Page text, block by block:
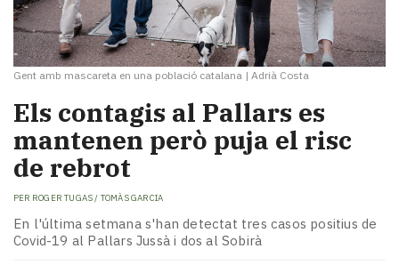
Gent amb mascareta en una població catalana | Adrià Costa
Els contagis al Pallars es
mantenen però puja el risc
de rebrot
PER ROGER TUGAS / TOMÀS GARCIA
En l'última setmana s'han detectat tres casos positius de
Covid-19 al Pallars Jussà i dos al Sobirà